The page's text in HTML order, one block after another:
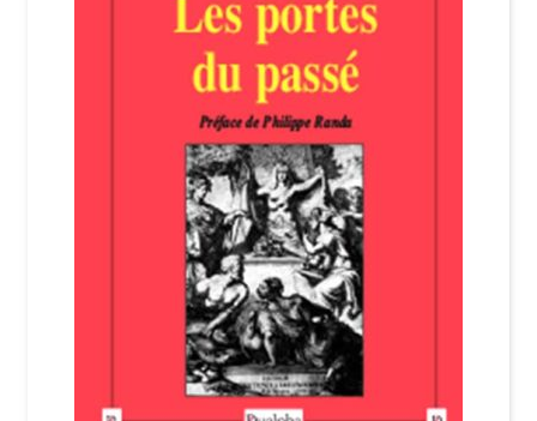
Login Customizer
Politique de confidentialité et cookies
Qui sommes-nous ?
Soutien à Philippe Randa
Suivi de la Commande